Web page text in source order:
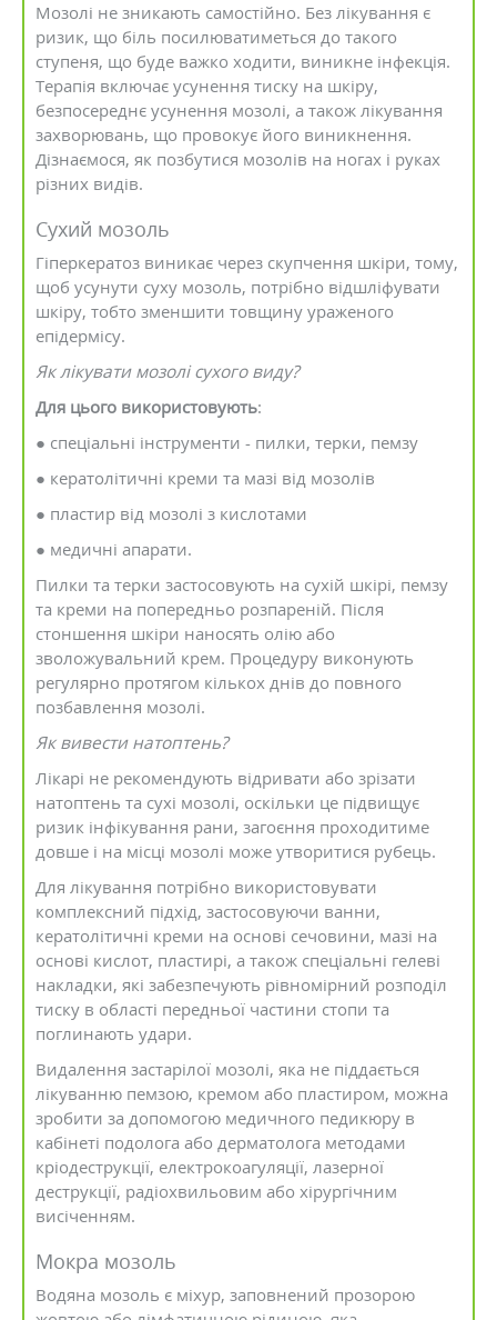
Мозолі не зникають самостійно. Без лікування є
ризик, що біль посилюватиметься до такого
ступеня, що буде важко ходити, виникне інфекція.
Терапія включає усунення тиску на шкіру,
безпосереднє усунення мозолі, а також лікування
захворювань, що провокує його виникнення.
Дізнаємося, як позбутися мозолів на ногах і руках
різних видів.
Сухий мозоль
Гіперкератоз виникає через скупчення шкіри, тому,
щоб усунути суху мозоль, потрібно відшліфувати
шкіру, тобто зменшити товщину ураженого
епідермісу.
Як лікувати мозолі сухого виду?
Для цього використовують:
● спеціальні інструменти - пилки, терки, пемзу
● кератолітичні креми та мазі від мозолів
● пластир від мозолі з кислотами
● медичні апарати.
Пилки та терки застосовують на сухій шкірі, пемзу
та креми на попередньо розпареній. Після
стоншення шкіри наносять олію або
зволожувальний крем. Процедуру виконують
регулярно протягом кількох днів до повного
позбавлення мозолі.
Як вивести натоптень?
Лікарі не рекомендують відривати або зрізати
натоптень та сухі мозолі, оскільки це підвищує
ризик інфікування рани, загоєння проходитиме
довше і на місці мозолі може утворитися рубець.
Для лікування потрібно використовувати
комплексний підхід, застосовуючи ванни,
кератолітичні креми на основі сечовини, мазі на
основі кислот, пластирі, а також спеціальні гелеві
накладки, які забезпечують рівномірний розподіл
тиску в області передньої частини стопи та
поглинають удари.
Видалення застарілої мозолі, яка не піддається
лікуванню пемзою, кремом або пластиром, можна
зробити за допомогою медичного педикюру в
кабінеті подолога або дерматолога методами
кріодеструкції, електрокоагуляції, лазерної
деструкції, радіохвильовим або хірургічним
висіченням.
Мокра мозоль
Водяна мозоль є міхур, заповнений прозорою